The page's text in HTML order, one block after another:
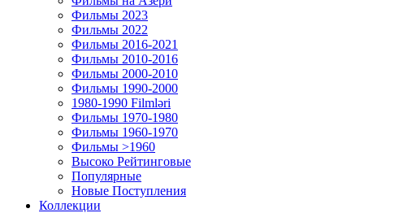
Фильмы 2023
Фильмы 2022
Фильмы 2016-2021
Фильмы 2010-2016
Фильмы 2000-2010
Фильмы 1990-2000
1980-1990 Filmləri
Фильмы 1970-1980
Фильмы 1960-1970
Фильмы >1960
Высоко Рейтинговые
Популярные
Новые Поступления
Коллекции